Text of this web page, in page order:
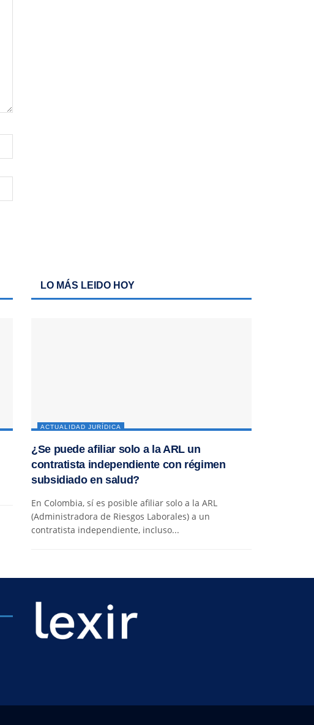
LO MÁS LEIDO HOY
ACTUALIDAD JURÍDICA
¿Se puede afiliar solo a la ARL un
contratista independiente con régimen
subsidiado en salud?
En Colombia, sí es posible afiliar solo a la ARL
(Administradora de Riesgos Laborales) a un
contratista independiente, incluso...